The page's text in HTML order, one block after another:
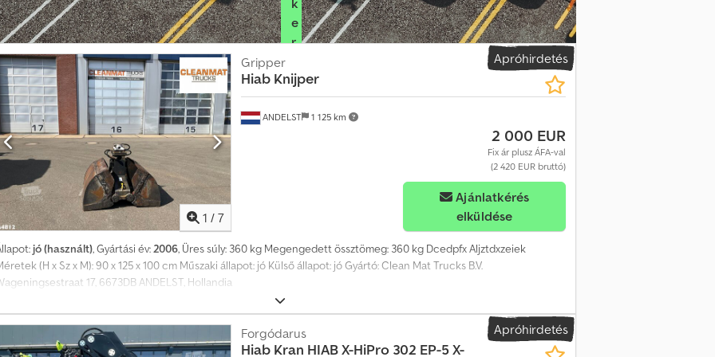
e
r
s
k
e
m
a
t
Apróhirdetés
1 / 7
ANDELST 1 125 km
Gripper
Hiab Knijper
2 000 EUR
Fix ár plusz ÁFA-val
(2 420 EUR bruttó)
Ajánlatkérés
elküldése
jó (használt), Gyártási év: 2006, Üres súly: 360 kg Megengedett össztömeg: 360 kg Dcedpfx Aljztdxzeiek
(H x Sz x M): 90 x 125 x 100 cm Műszaki állapot: jó Külső állapot: jó Gyártó: Clean Mat Trucks B.V.
17, 6673DB ANDELST, Hollandia
Apróhirdetés
Forgódarus
Hiab Kran HIAB X-HiPro 302 EP-5 X-